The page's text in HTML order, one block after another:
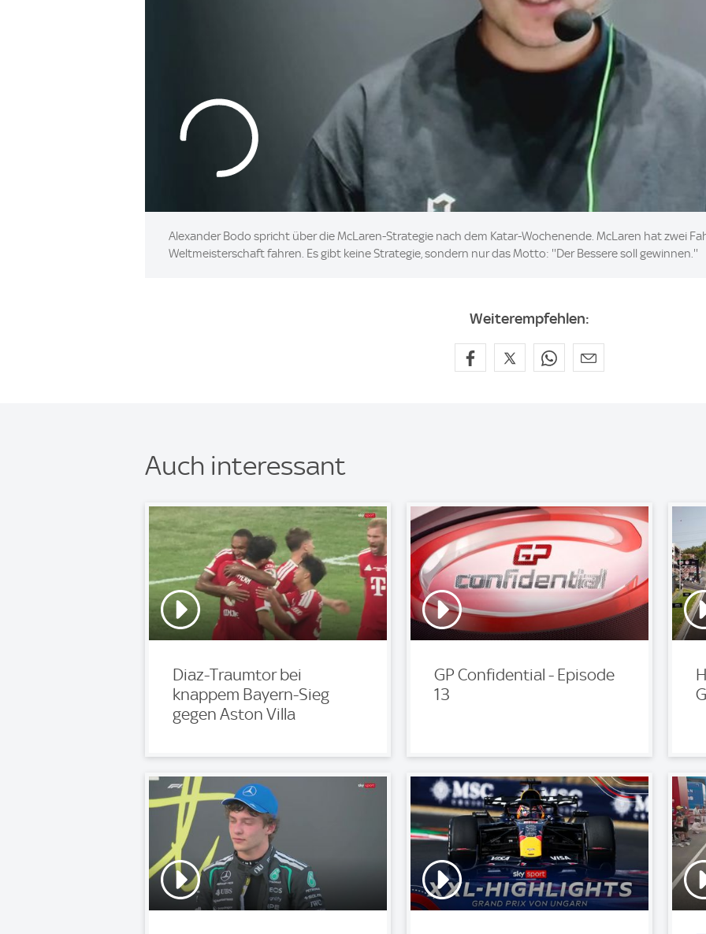
Alexander Bodo spricht über die McLaren-Strategie nach dem Katar-Wochenende. McLaren hat zwei
Weltmeisterschaft fahren. Es gibt keine Strategie, sondern nur das Motto: ''Der Bessere soll gewinnen.''
Weiterempfehlen:
Auch interessant
Diaz-Traumtor bei
knappem Bayern-Sieg
gegen Aston Villa
GP Confidential - Episode
13